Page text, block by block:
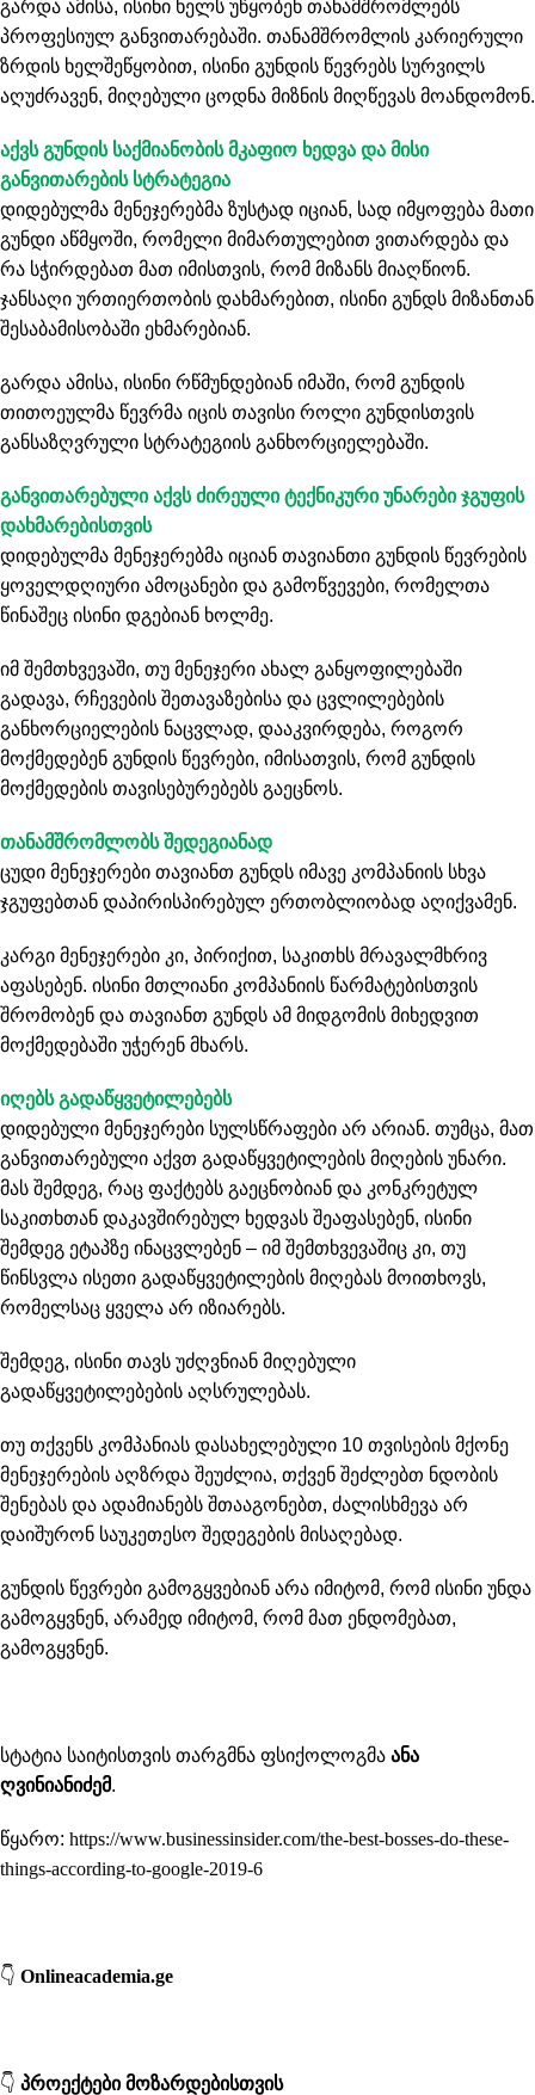
გარდა ამისა, ისინი ხელს უწყობენ თანამშრომლებს
პროფესიულ განვითარებაში. თანამშრომლის კარიერული
ზრდის ხელშეწყობით, ისინი გუნდის წევრებს სურვილს
აღუძრავენ, მიღებული ცოდნა მიზნის მიღწევას მოანდომონ.
აქვს გუნდის საქმიანობის მკაფიო ხედვა და მისი
განვითარების სტრატეგია
დიდებულმა მენეჯერებმა ზუსტად იციან, სად იმყოფება მათი
გუნდი აწმყოში, რომელი მიმართულებით ვითარდება და
რა სჭირდებათ მათ იმისთვის, რომ მიზანს მიაღწიონ.
ჯანსაღი ურთიერთობის დახმარებით, ისინი გუნდს მიზანთან
შესაბამისობაში ეხმარებიან.
გარდა ამისა, ისინი რწმუნდებიან იმაში, რომ გუნდის
თითოეულმა წევრმა იცის თავისი როლი გუნდისთვის
განსაზღვრული სტრატეგიის განხორციელებაში.
განვითარებული აქვს ძირეული ტექნიკური უნარები ჯგუფის
დახმარებისთვის
დიდებულმა მენეჯერებმა იციან თავიანთი გუნდის წევრების
ყოველდღიური ამოცანები და გამოწვევები, რომელთა
წინაშეც ისინი დგებიან ხოლმე.
იმ შემთხვევაში, თუ მენეჯერი ახალ განყოფილებაში
გადავა, რჩევების შეთავაზებისა და ცვლილებების
განხორციელების ნაცვლად, დააკვირდება, როგორ
მოქმედებენ გუნდის წევრები, იმისათვის, რომ გუნდის
მოქმედების თავისებურებებს გაეცნოს.
თანამშრომლობს შედეგიანად
ცუდი მენეჯერები თავიანთ გუნდს იმავე კომპანიის სხვა
ჯგუფებთან დაპირისპირებულ ერთობლიობად აღიქვამენ.
კარგი მენეჯერები კი, პირიქით, საკითხს მრავალმხრივ
აფასებენ. ისინი მთლიანი კომპანიის წარმატებისთვის
შრომობენ და თავიანთ გუნდს ამ მიდგომის მიხედვით
მოქმედებაში უჭერენ მხარს.
იღებს გადაწყვეტილებებს
დიდებული მენეჯერები სულსწრაფები არ არიან. თუმცა, მათ
განვითარებული აქვთ გადაწყვეტილების მიღების უნარი.
მას შემდეგ, რაც ფაქტებს გაეცნობიან და კონკრეტულ
საკითხთან დაკავშირებულ ხედვას შეაფასებენ, ისინი
შემდეგ ეტაპზე ინაცვლებენ – იმ შემთხვევაშიც კი, თუ
წინსვლა ისეთი გადაწყვეტილების მიღებას მოითხოვს,
რომელსაც ყველა არ იზიარებს.
შემდეგ, ისინი თავს უძღვნიან მიღებული
გადაწყვეტილებების აღსრულებას.
თუ თქვენს კომპანიას დასახელებული 10 თვისების მქონე
მენეჯერების აღზრდა შეუძლია, თქვენ შეძლებთ ნდობის
შენებას და ადამიანებს შთააგონებთ, ძალისხმევა არ
დაიშურონ საუკეთესო შედეგების მისაღებად.
გუნდის წევრები გამოგყვებიან არა იმიტომ, რომ ისინი უნდა
გამოგყვნენ, არამედ იმიტომ, რომ მათ ენდომებათ,
გამოგყვნენ.
სტატია საიტისთვის თარგმნა ფსიქოლოგმა ანა
ღვინიანიძემ.
წყარო: https://www.businessinsider.com/the-best-bosses-do-these-
things-according-to-google-2019-6
👇 Onlineacademia.ge
👇 პროექტები მოზარდებისთვის